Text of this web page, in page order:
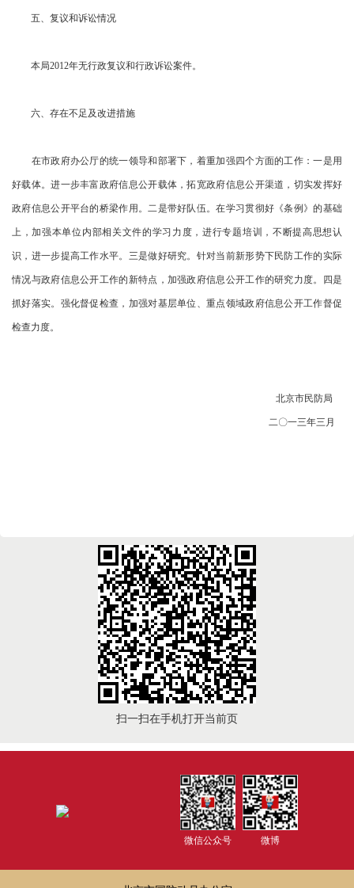
五、复议和诉讼情况
本局2012年无行政复议和行政诉讼案件。
六、存在不足及改进措施
在市政府办公厅的统一领导和部署下，着重加强四个方面的工作：一是用
好载体。进一步丰富政府信息公开载体，拓宽政府信息公开渠道，切实发挥好
政府信息公开平台的桥梁作用。二是带好队伍。在学习贯彻好《条例》的基础
上，加强本单位内部相关文件的学习力度，进行专题培训，不断提高思想认
识，进一步提高工作水平。三是做好研究。针对当前新形势下民防工作的实际
情况与政府信息公开工作的新特点，加强政府信息公开工作的研究力度。四是
抓好落实。强化督促检查，加强对基层单位、重点领域政府信息公开工作督促
检查力度。
北京市民防局
二〇一三年三月
扫一扫在手机打开当前页
微信公众号 微博